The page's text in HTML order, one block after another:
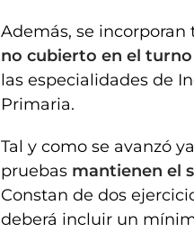
Además, se incorporan
no cubierto en el
las especialidades de
Primaria.
Tal y como se avanzó
pruebas mantienen el
Constan de dos
deberá incluir un